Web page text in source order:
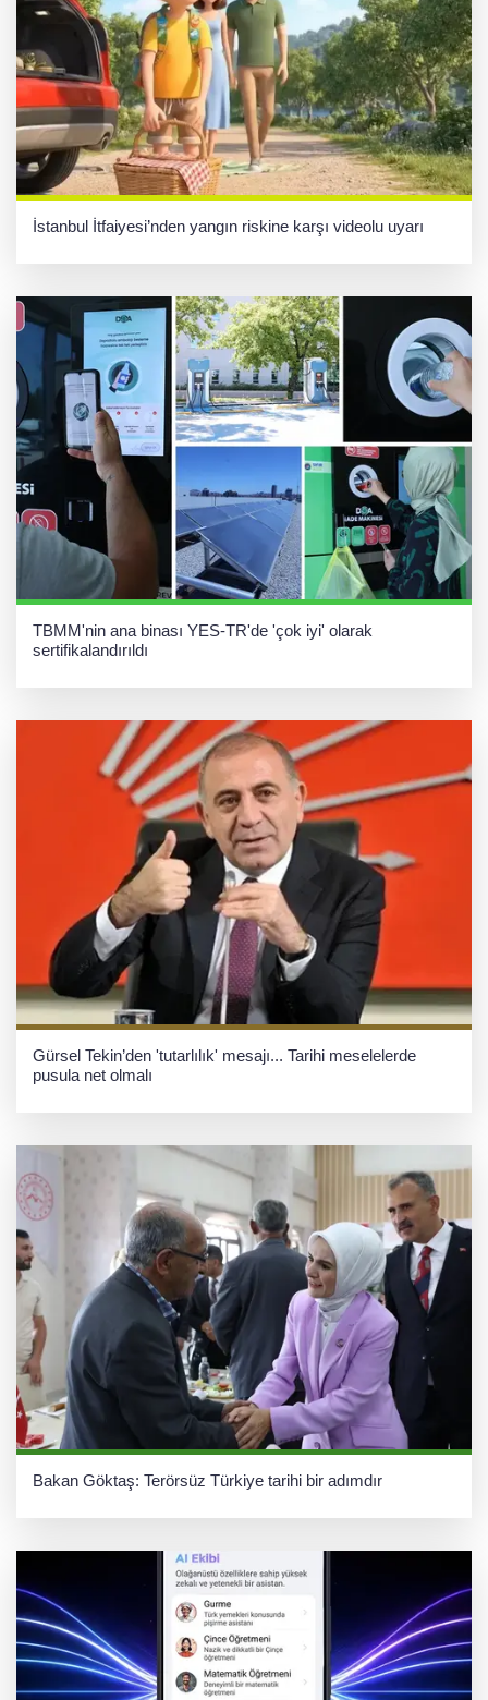
İstanbul İtfaiyesi’nden yangın riskine karşı videolu uyarı
TBMM'nin ana binası YES-TR'de 'çok iyi' olarak
sertifikalandırıldı
Gürsel Tekin’den 'tutarlılık' mesajı... Tarihi meselelerde
pusula net olmalı
Bakan Göktaş: Terörsüz Türkiye tarihi bir adımdır